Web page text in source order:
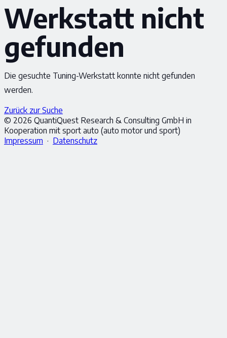
Werkstatt nicht
gefunden
Die gesuchte Tuning-Werkstatt konnte nicht gefunden
werden.
Zurück zur Suche
© 2026 QuantiQuest Research & Consulting GmbH in
Kooperation mit sport auto (auto motor und sport)
Impressum · Datenschutz